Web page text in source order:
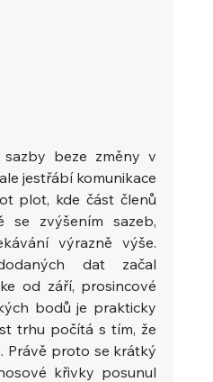
sazby beze změny v
jestřábí komunikace
plot, kde část členů
se zvýšením sazeb,
výrazně výše.
dat začal
od září, prosincové
bodů je prakticky
trhu počítá s tím, že
Právě proto se krátký
křivky posunul